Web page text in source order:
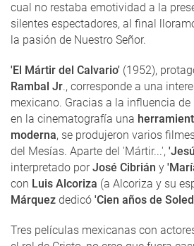
cual no restaba emotividad a la
silentes espectadores, al final
la pasión de Nuestro Señor.
'El Mártir del Calvario' (1952),
Rambal Jr., corresponde a una
mexicano. Gracias a la influencia
en la cinematografía una
moderna, se produjeron varios
del Mesías. Aparte del 'Mártir...',
interpretado porJosé Cibrián y
con Luis Alcoriza (a Alcoriza y su
Márquez dedicó 'Cien años de
Tres películas mexicanas con